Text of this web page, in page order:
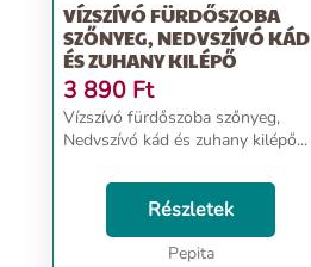
VÍZSZÍVÓ FÜRDŐSZOBA
SZŐNYEG, NEDVSZÍVÓ KÁD
ÉS ZUHANY KILÉPŐ
3 890 Ft
Vízszívó fürdőszoba szőnyeg,
Nedvszívó kád és zuhany kilépő...
Részletek
Pepita